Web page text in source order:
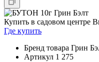
Купить в садовом центре
Где купить
Бренд товара Грин
Артикул 1 275